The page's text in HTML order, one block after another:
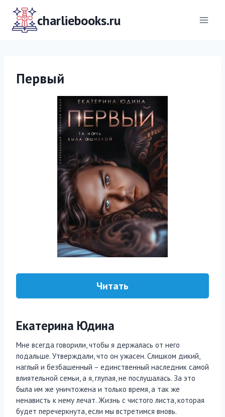
Перейти
содержимомуcharliebooks.ru
Первый
Читать
Екатерина Юдина
Мне всегда говорили, чтобы я держалась от него
подальше. Утверждали, что он ужасен. Слишком дикий,
наглый и безбашенный – единственный наследник самой
влиятельной семьи, а я, глупая, не послушалась. За это
была им же уничтожена и только время, а так же
ненависть к нему лечат. Жизнь с чистого листа, которая
будет перечеркнута, если мы встретимся вновь.